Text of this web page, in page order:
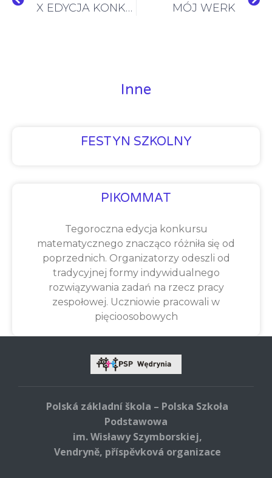
X EDYCJA KONKURSU „ŘEMESLNÉ HRY 2023” MAMY SREBRO !!! MÓJ WERK
Inne
FESTYN SZKOLNY
PIKOMMAT
Tegoroczna edycja konkursu
matematycznego znacząco różniła się od
poprzednich. Organizatorzy odeszli od
tradycyjnej formy indywidualnego
rozwiązywania zadań na rzecz pracy
zespołowej. Uczniowie pracowali w
pięcioosobowych
Polská základní škola – Polska Szkoła
Podstawowa
im. Wisławy Szymborskiej,
Vendryně, příspěvková organizace